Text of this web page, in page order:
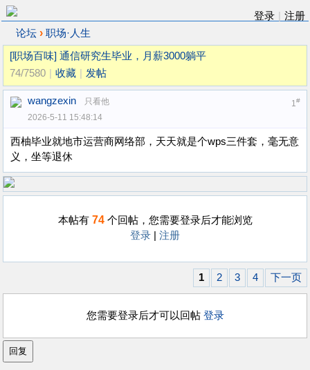
登录
注册
论坛 › 职场·人生
[职场百味] 通信研究生毕业，月薪3000躺平
74/7580
收藏 发帖
1#
wangzexin
只看他
2026-5-11 15:48:14
西柚毕业就地市运营商网络部，天天就是个wps三件套，毫无意
义，坐等退休
本帖有 74个回帖，您需要登录后才能浏览
登录
注册
1 2 3 4 下一页
您需要登录后才可以回帖 登录